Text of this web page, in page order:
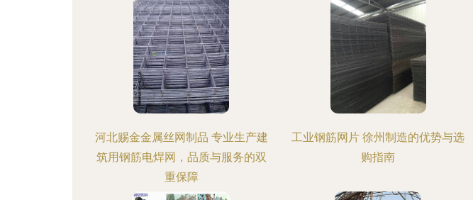
河北赐金金属丝网制品 专业生产建
筑用钢筋电焊网，品质与服务的双
重保障
工业钢筋网片 徐州制造的优势与选
购指南